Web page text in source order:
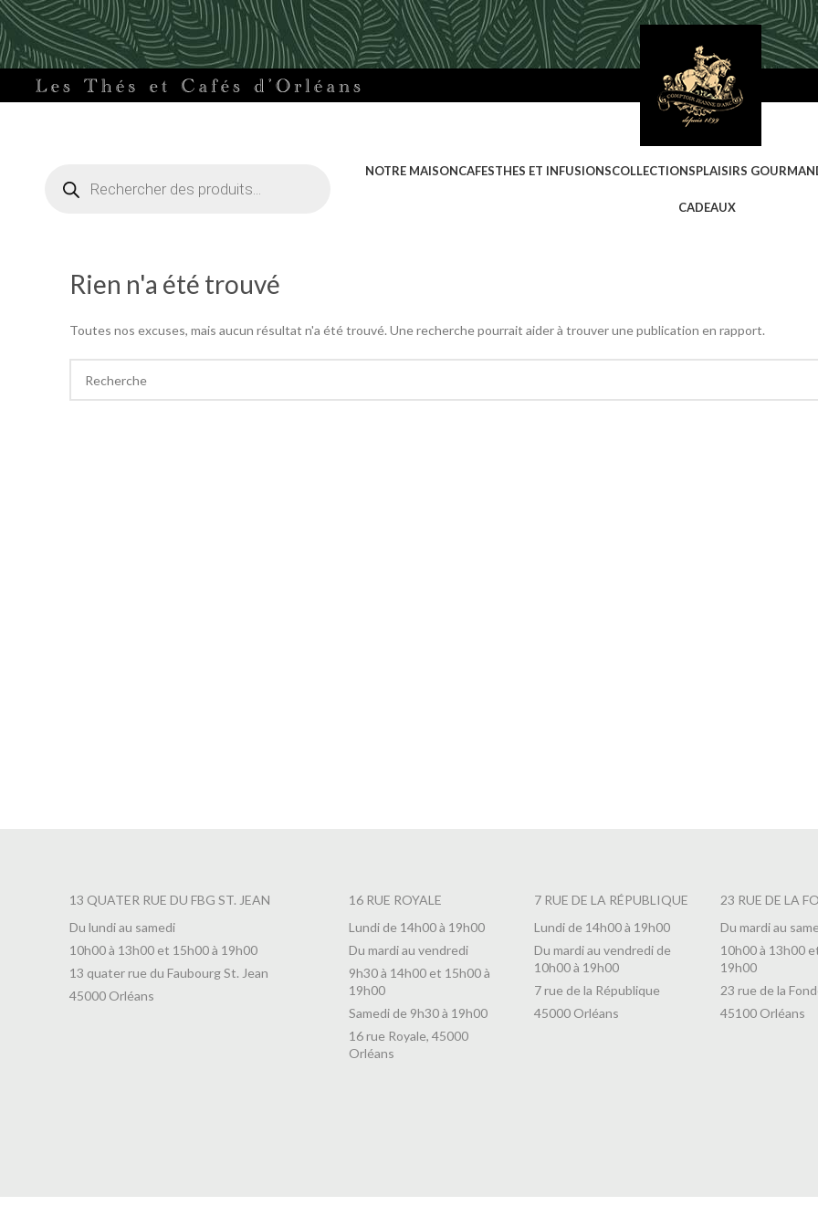
produits
NOTRE MAISONCAFESTHES ET INFUSIONSCOLLECTIONSPLAISIRS
CADEAUX
Rien n'a été trouvé
Toutes nos excuses, mais aucun résultat n'a été trouvé. Une recherche pourrait aider à trouver une publication en rapport.
13 QUATER RUE DU FBG ST. JEAN
Du lundi au samedi
10h00 à 13h00 et 15h00 à 19h00
13 quater rue du Faubourg St. Jean
45000 Orléans
16 RUE ROYALE
Lundi de 14h00 à 19h00
Du mardi au vendredi
9h30 à 14h00 et 15h00 à
19h00
Samedi de 9h30 à 19h00
16 rue Royale, 45000
Orléans
7 RUE DE LA RÉPUBLIQUE
Lundi de 14h00 à 19h00
Du mardi au vendredi de
10h00 à 19h00
7 rue de la République
45000 Orléans
23 RUE DE LA
Du mardi au
10h00 à 13h00
19h00
23 rue de la
45100 Orléans